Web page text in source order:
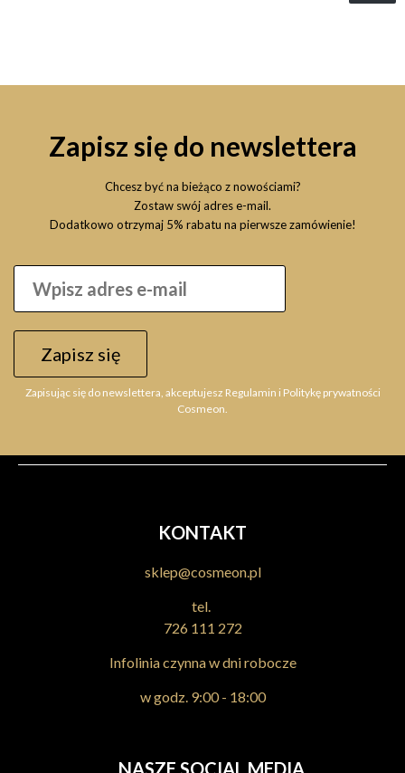
Zapisz się do newslettera
Chcesz być na bieżąco z nowościami?
Zostaw swój adres e-mail.
Dodatkowo otrzymaj 5% rabatu na pierwsze zamówienie!
Zapisz się
Zapisując się do newslettera, akceptujesz Regulamin i Politykę prywatności
Cosmeon.
KONTAKT
sklep@cosmeon.pl
tel.
726 111 272
Infolinia czynna w dni robocze
w godz. 9:00 - 18:00
NASZE SOCIAL MEDIA